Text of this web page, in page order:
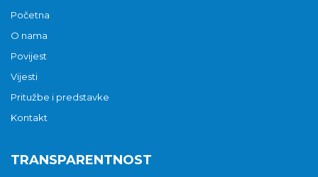
Početna
O nama
Povijest
Vijesti
Pritužbe i predstavke
Kontakt
TRANSPARENTNOST